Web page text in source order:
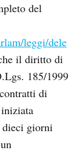
del
leggi/dele
il diritto di
185/1999
di
dieci giorni